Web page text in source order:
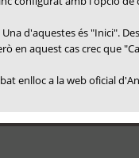
d'aquestes és "Inici".
aquest cas crec que
enlloc a la web oficial